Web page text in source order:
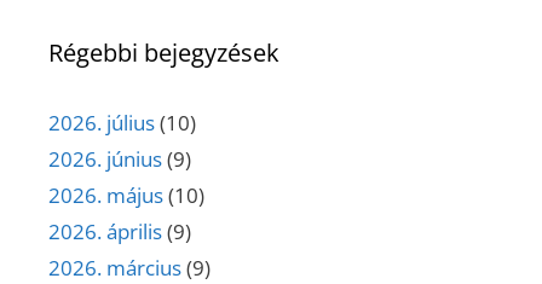
Régebbi bejegyzések
2026. július(10)
2026. június(9)
2026. május(10)
2026. április(9)
2026. március(9)